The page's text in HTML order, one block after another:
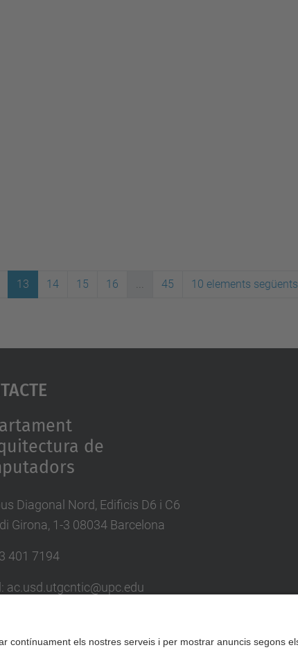
13 14 15 16 ... 45 10 elements següents
de
Diagonal Nord, Edificis D6 i C6
Girona, 1-3 08034 Barcelona
401 7194
ac.usd.utgcntic@upc.edu
de contacte